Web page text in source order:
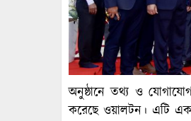
অনুষ্ঠানে তথ্য ও
করেছে ওয়ালটন। এটি